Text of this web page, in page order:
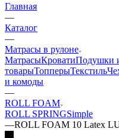
Главная
—
Каталог
—
Матрасы в рулоне
МатрасыКроватиПодушки
товарыТопперыТекстиль
и комоды
—
ROLL FOAM
ROLL SPRINGSimple
—ROLL FOAM 10 Latex